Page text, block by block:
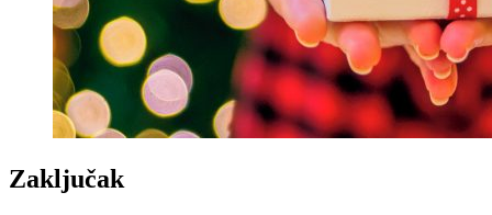
Zaključak